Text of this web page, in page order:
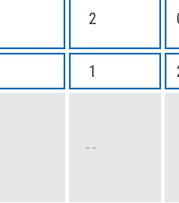
2
1
--